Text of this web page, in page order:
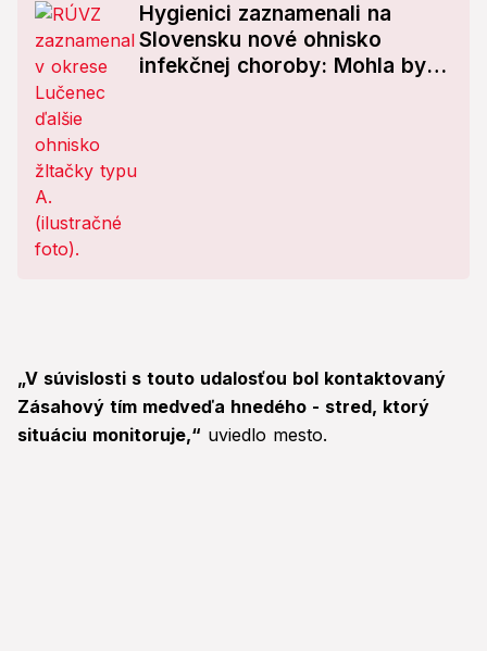
Hygienici zaznamenali na
Slovensku nové ohnisko
infekčnej choroby: Mohla byť
„V súvislosti s touto udalosťou bol kontaktovaný
Zásahový tím medveďa hnedého - stred, ktorý
situáciu monitoruje,“ uviedlo mesto.